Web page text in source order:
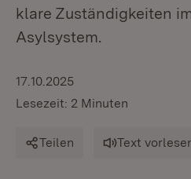
klare Zuständigkeiten
Asylsystem.
17.10.2025
Lesezeit: 2 Minuten
Teilen Text